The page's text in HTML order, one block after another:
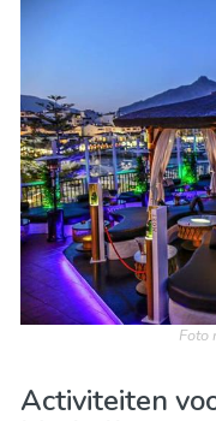
Foto
Activiteiten